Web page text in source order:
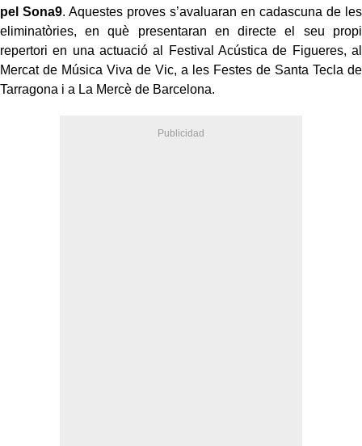
pel Sona9. Aquestes proves s’avaluaran en cadascuna de les
eliminatòries, en què presentaran en directe el seu propi
repertori en una actuació al Festival Acústica de Figueres, al
Mercat de Música Viva de Vic, a les Festes de Santa Tecla de
Tarragona i a La Mercè de Barcelona.